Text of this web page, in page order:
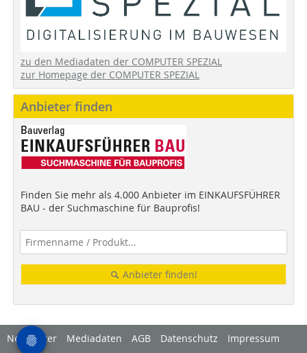
zu den Mediadaten der COMPUTER SPEZIAL
zur Homepage der COMPUTER SPEZIAL
Anbieter finden
Finden Sie mehr als 4.000 Anbieter im EINKAUFSFÜHRER
BAU - der Suchmaschine für Bauprofis!
Anbieter finden!
Newsletter Mediadaten AGB Datenschutz
Impressum